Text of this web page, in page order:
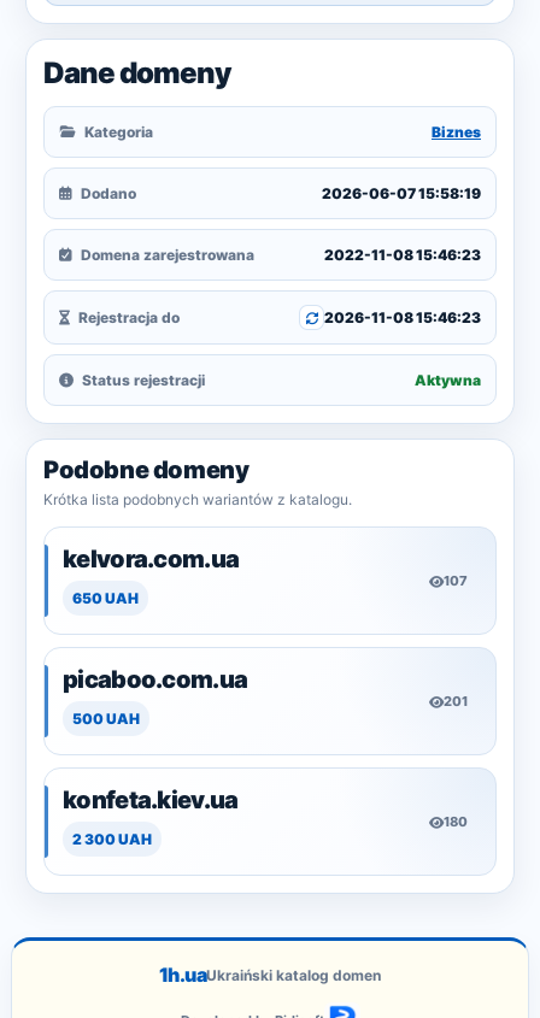
Dane domeny
Kategoria Biznes
Dodano 2026-06-07 15:58:19
Domena zarejestrowana 2022-11-08 15:46:23
Rejestracja do 2026-11-08 15:46:23
Status rejestracji Aktywna
Podobne domeny
Krótka lista podobnych wariantów z katalogu.
kelvora.com.ua
650 UAH
107
picaboo.com.ua
500 UAH
201
konfeta.kiev.ua
2 300 UAH
180
1h.uaUkraiński katalog domen